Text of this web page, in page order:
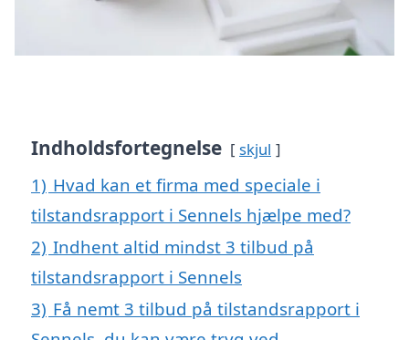
Indholdsfortegnelse skjul
1) Hvad kan et firma med speciale i
tilstandsrapport i Sennels hjælpe med?
2) Indhent altid mindst 3 tilbud på
tilstandsrapport i Sennels
3) Få nemt 3 tilbud på tilstandsrapport i